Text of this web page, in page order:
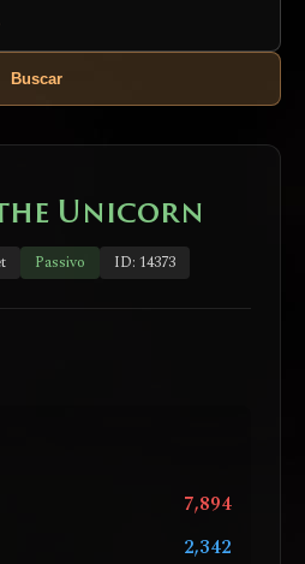
Buscar
Unicorn
Passivo ID: 14373
7,894
2,342